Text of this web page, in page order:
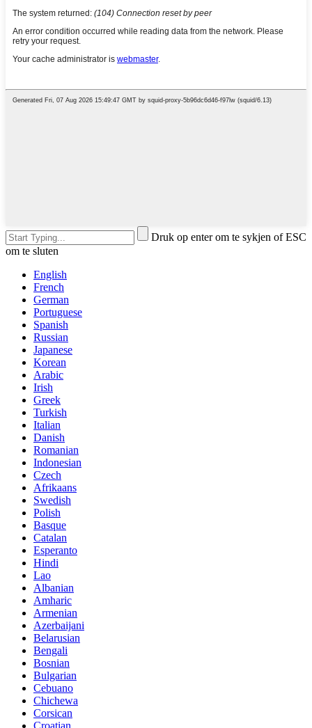
Druk op enter om te sykjen of ESC
om te sluten
English
French
German
Portuguese
Spanish
Russian
Japanese
Korean
Arabic
Irish
Greek
Turkish
Italian
Danish
Romanian
Indonesian
Czech
Afrikaans
Swedish
Polish
Basque
Catalan
Esperanto
Hindi
Lao
Albanian
Amharic
Armenian
Azerbaijani
Belarusian
Bengali
Bosnian
Bulgarian
Cebuano
Chichewa
Corsican
Croatian